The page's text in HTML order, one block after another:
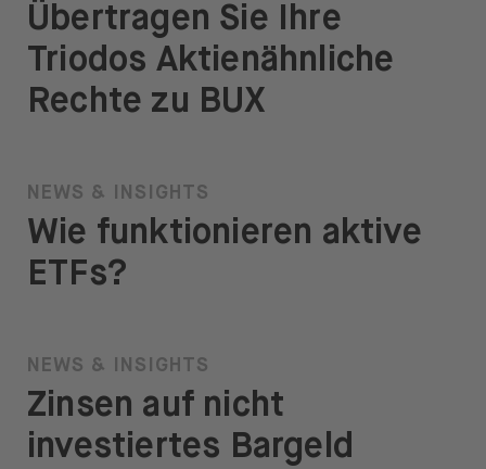
Übertragen Sie Ihre
Triodos Aktienähnliche
Rechte zu BUX
NEWS & INSIGHTS
Wie funktionieren aktive
ETFs?
NEWS & INSIGHTS
Zinsen auf nicht
investiertes Bargeld